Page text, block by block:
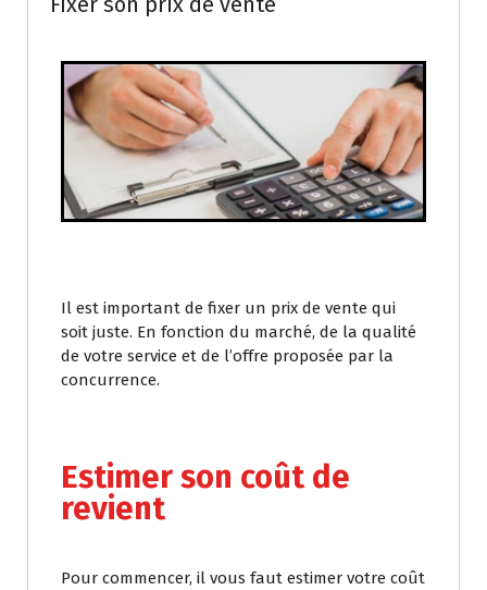
Il est important de fixer un prix de vente qui
soit juste. En fonction du marché, de la qualité
de votre service et de l’offre proposée par la
concurrence.
Estimer son coût de
revient
Pour commencer, il vous faut estimer votre coût